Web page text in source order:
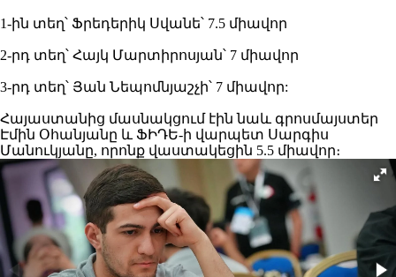
1-ին տեղ՝ Ֆրեդերիկ Սվանե՝ 7.5 միավոր
2-րդ տեղ՝ Հայկ Մարտիրոսյան՝ 7 միավոր
3-րդ տեղ՝ Յան Նեպոմնյաշչի՝ 7 միավոր:
Հայաստանից մասնակցում էին նաև գրոսմայստեր
Էմին Օհանյանը և ՖԻԴԵ-ի վարպետ Սարգիս
Մանուկյանը, որոնք վաստակեցին 5.5 միավոր։